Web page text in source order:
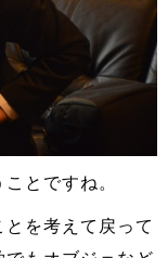
とですね。
を考えて戻って